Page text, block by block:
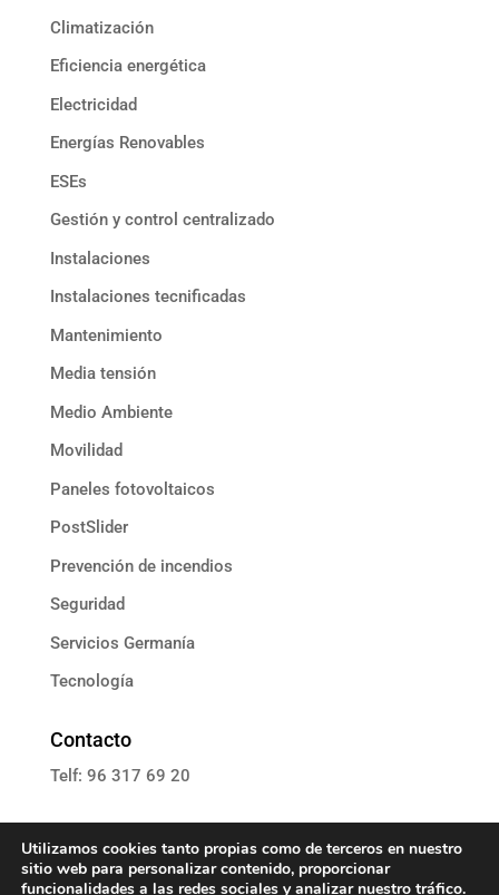
Climatización
Eficiencia energética
Electricidad
Energías Renovables
ESEs
Gestión y control centralizado
Instalaciones
Instalaciones tecnificadas
Mantenimiento
Media tensión
Medio Ambiente
Movilidad
Paneles fotovoltaicos
PostSlider
Prevención de incendios
Seguridad
Servicios Germanía
Tecnología
Contacto
Telf: 96 317 69 20
E: informacion@grupoassista.com
Utilizamos cookies tanto propias como de terceros en nuestro
sitio web para personalizar contenido, proporcionar
funcionalidades a las redes sociales y analizar nuestro tráfico.